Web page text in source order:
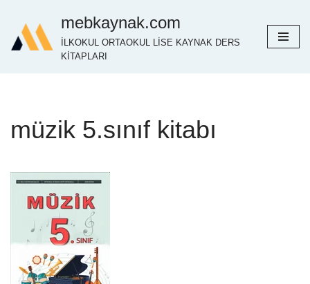
İçeriğe
geç
mebkaynak.com
İLKOKUL ORTAOKUL LİSE KAYNAK DERS
KİTAPLARI
müzik 5.sınıf kitabı